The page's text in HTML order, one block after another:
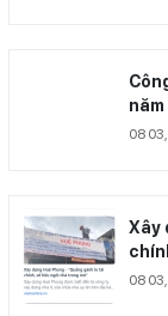
08
Xây
08